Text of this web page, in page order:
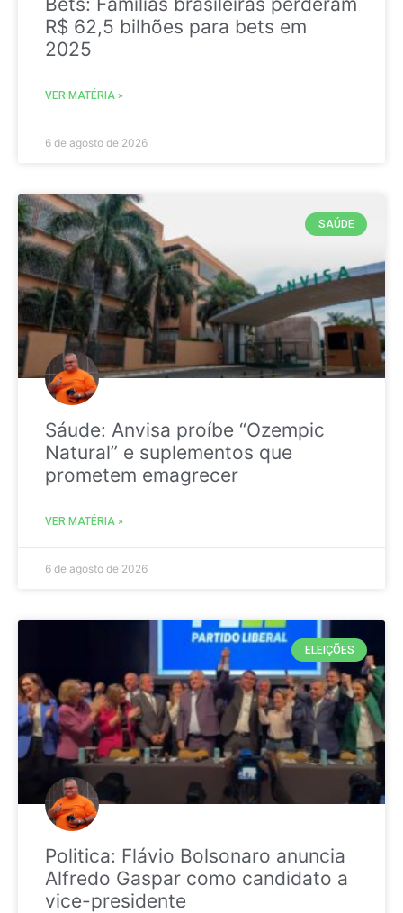
R$ 62,5 bilhões para bets em
2025
VER MATÉRIA »
6 de agosto de 2026
SAÚDE
Sáude: Anvisa proíbe “Ozempic
Natural” e suplementos que
prometem emagrecer
VER MATÉRIA »
6 de agosto de 2026
ELEIÇÕES
Politica: Flávio Bolsonaro anuncia
Alfredo Gaspar como candidato a
vice-presidente